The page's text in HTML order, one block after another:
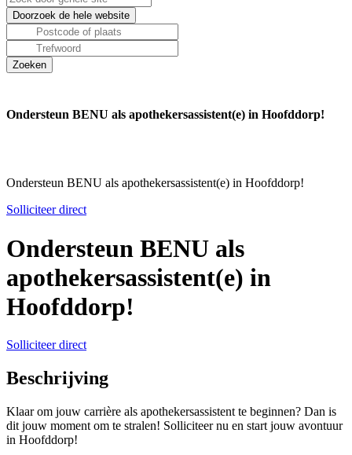
Ondersteun BENU als apothekersassistent(e) in Hoofddorp!
Ondersteun BENU als apothekersassistent(e) in Hoofddorp!
Solliciteer direct
Ondersteun BENU als
apothekersassistent(e) in
Hoofddorp!
Solliciteer direct
Beschrijving
Klaar om jouw carrière als apothekersassistent te beginnen? Dan is
dit jouw moment om te stralen! Solliciteer nu en start jouw avontuur
in Hoofddorp!